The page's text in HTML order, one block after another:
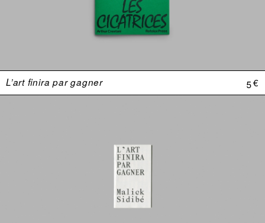
L’art finira par gagner 5 €